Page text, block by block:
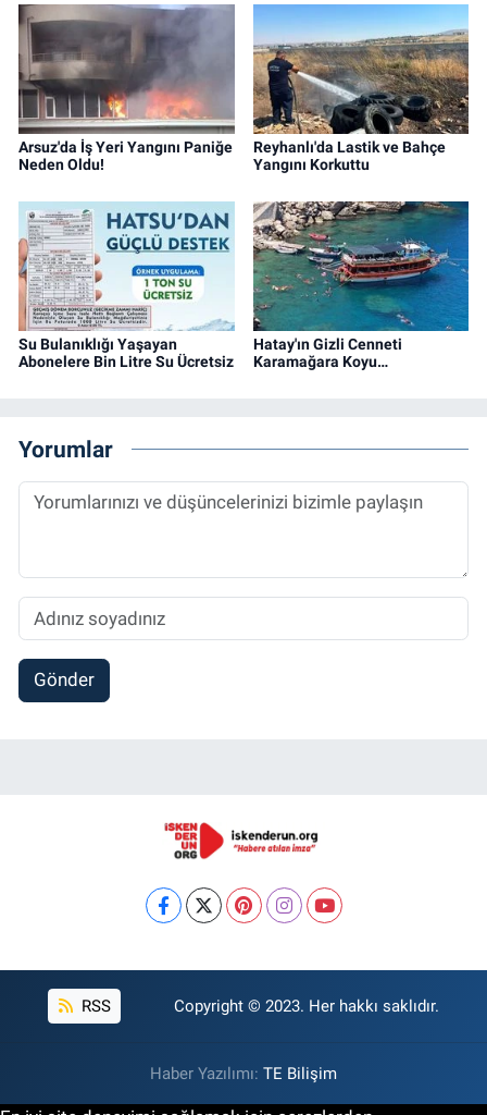
Arsuz'da İş Yeri Yangını Paniğe
Neden Oldu!
Reyhanlı'da Lastik ve Bahçe
Yangını Korkuttu
Su Bulanıklığı Yaşayan
Abonelere Bin Litre Su Ücretsiz
Hatay'ın Gizli Cenneti
Karamağara Koyu…
Yorumlar
Gönder
RSS Copyright © 2023. Her hakkı saklıdır.
Haber Yazılımı: TE Bilişim